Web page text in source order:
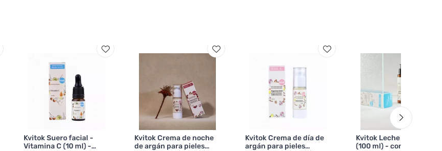
Kvitok Suero facial -
Vitamina C (10 ml) -
Kvitok Crema de noche
de argán para pieles
Kvitok Crema de día de
argán para pieles
Kvitok Leche exfoliante
(100 ml) - con aceite de